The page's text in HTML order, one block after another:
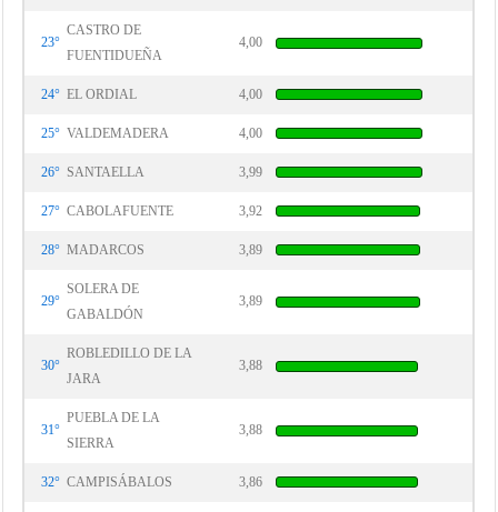
23°
CASTRO DE
FUENTIDUEÑA
4,00
24° EL ORDIAL 4,00
25° VALDEMADERA 4,00
26° SANTAELLA 3,99
27° CABOLAFUENTE 3,92
28° MADARCOS 3,89
29°
SOLERA DE
GABALDÓN
3,89
30°
ROBLEDILLO DE LA
JARA
3,88
31°
PUEBLA DE LA
SIERRA
3,88
32° CAMPISÁBALOS 3,86